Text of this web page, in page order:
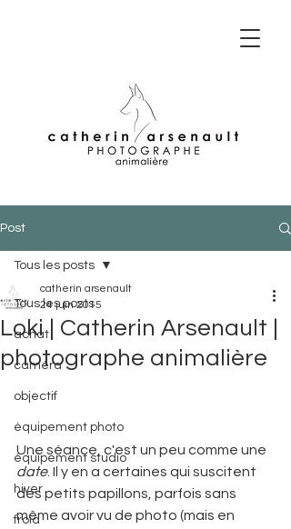
Post
Tous les posts
achat
caméra
objectif
équipement photo
équipement studio
hiver
froid
Tous les posts
Loki | Catherin Arsenault |
photographe animalière
catherin arsenault
24 juin 2015
Une séance, c'est un peu comme une
date. Il y en a certaines qui suscitent
des petits papillons, parfois sans
même avoir vu de photo (mais en